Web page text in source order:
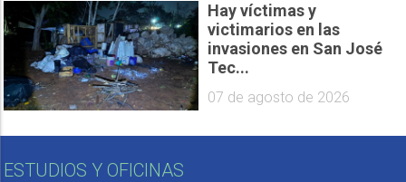
Hay víctimas y
victimarios en las
invasiones en San José
Tec...
07 de agosto de 2026
ESTUDIOS Y OFICINAS